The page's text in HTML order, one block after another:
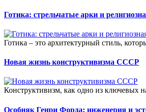
Готика: стрельчатые арки и
Готика – это архитектурный стиль,
Новая жизнь конструктивизма СССР
Конструктивизм, как одно из ключевых
Особняк Генри Форда: инженерия и